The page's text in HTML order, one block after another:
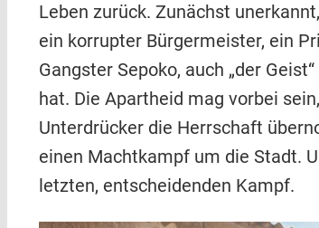
Leben zurück. Zunächst
ein korrupter Bürgermeister, ein
Gangster Sepoko, auch „der
hat. Die Apartheid mag vorbei
Unterdrücker die Herrschaft
einen Machtkampf um die Stadt.
letzten, entscheidenden Kampf.